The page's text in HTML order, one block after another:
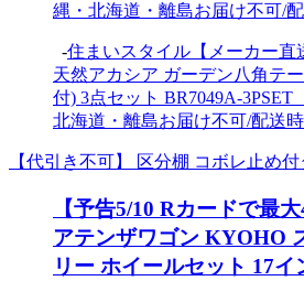
縄・北海道・離島お届け不可/
-住まいスタイル【メーカー直
天然アカシア ガーデン八角テ
付) 3点セット BR7049A-3PSET
北海道・離島お届け不可/配送時
【代引き不可】 区分棚 コボレ止め
【予告5/10 Rカードで最
アテンザワゴン KYOHO
リー ホイールセット 17イ